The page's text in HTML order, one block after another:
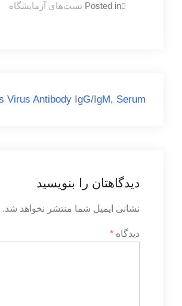
Posted in تست‌های آزمایشگاه
راهبری
Virus Antibody IgG/IgM, Serum
دیدگاهتان را بنویسید
نشانی ایمیل شما منتشر نخواهد شد.
دیدگاه *